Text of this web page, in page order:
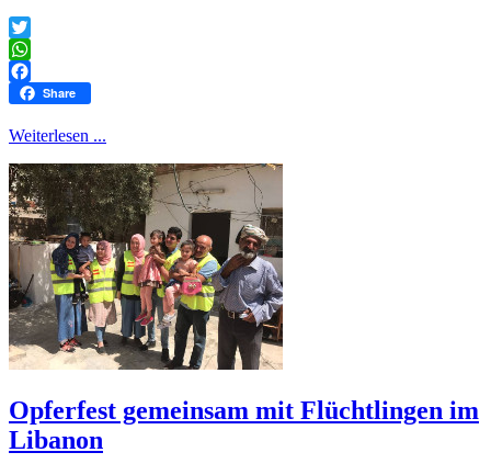
Twitter
WhatsApp
Facebook
Share
Weiterlesen ...
Opferfest gemeinsam mit Flüchtlingen im
Libanon